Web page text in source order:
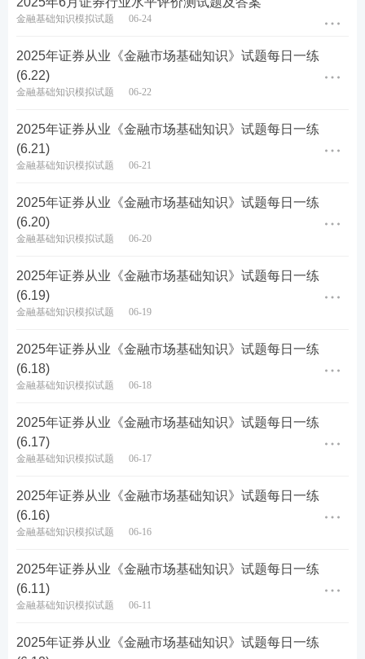
6、关于区域性股权市场，下列说法错误的是（）。
供服务
B.由所在地的中国证监会派出机构按规定实施监管，
C.采用公开方式发行证券
让
段，可以从以下哪些方面入手增强金融服务实体经济
能力？（）
面的金融高杠杆率和流动性风险
板
C.深化金融监管体制改革，加强监管协同
D.强化间接金融，大力发展P2P
金融基础知识模拟试题 06-24
2025年证券从业《金融市场基础知识》试题每日一练
(6.22)
金融基础知识模拟试题 06-22
2025年证券从业《金融市场基础知识》试题每日一练
(6.21)
金融基础知识模拟试题 06-21
2025年证券从业《金融市场基础知识》试题每日一练
(6.20)
金融基础知识模拟试题 06-20
2025年证券从业《金融市场基础知识》试题每日一练
(6.19)
金融基础知识模拟试题 06-19
2025年证券从业《金融市场基础知识》试题每日一练
(6.18)
金融基础知识模拟试题 06-18
2025年证券从业《金融市场基础知识》试题每日一练
(6.17)
金融基础知识模拟试题 06-17
2025年证券从业《金融市场基础知识》试题每日一练
(6.16)
金融基础知识模拟试题 06-16
2025年证券从业《金融市场基础知识》试题每日一练
(6.11)
金融基础知识模拟试题 06-11
2025年证券从业《金融市场基础知识》试题每日一练